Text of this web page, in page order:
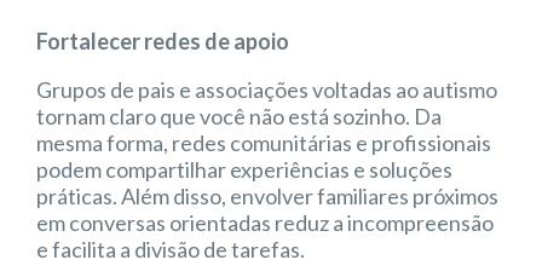
Fortalecer redes de apoio
Grupos de pais e associações voltadas ao autismo
tornam claro que você não está sozinho. Da
mesma forma, redes comunitárias e profissionais
podem compartilhar experiências e soluções
práticas. Além disso, envolver familiares próximos
em conversas orientadas reduz a incompreensão
e facilita a divisão de tarefas.